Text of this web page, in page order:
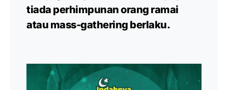
tiada perhimpunan orang ramai
atau mass-gathering berlaku.